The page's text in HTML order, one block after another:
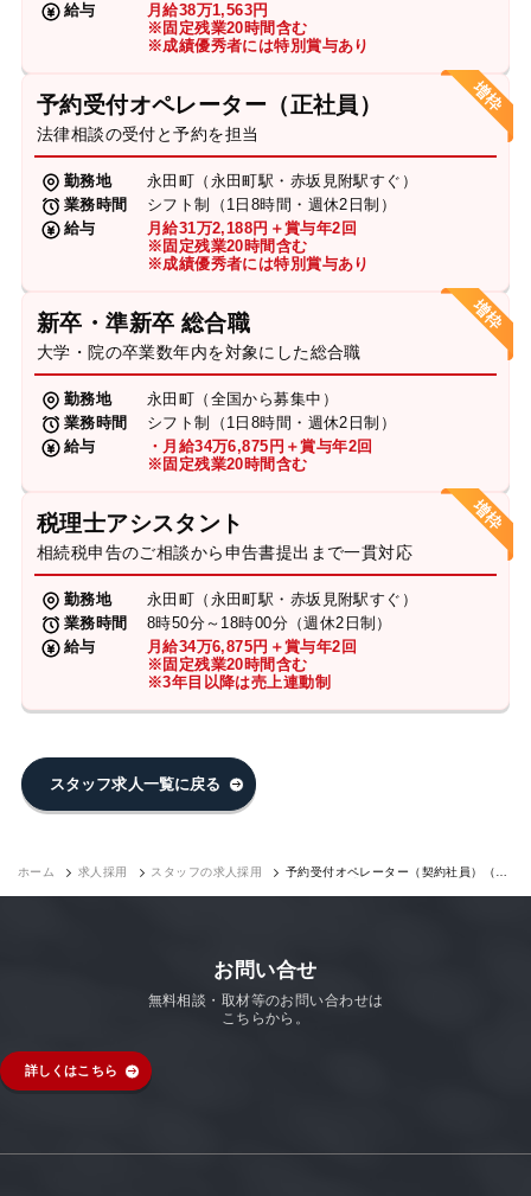
給与
月給38万1,563円
※固定残業20時間含む
※成績優秀者には特別賞与あり
予約受付オペレーター（正社員）
法律相談の受付と予約を担当
勤務地
永田町（永田町駅・赤坂見附駅すぐ）
業務時間
シフト制（1日8時間・週休2日制）
給与
月給31万2,188円＋賞与年2回
※固定残業20時間含む
※成績優秀者には特別賞与あり
新卒・準新卒 総合職
大学・院の卒業数年内を対象にした総合職
勤務地
永田町（全国から募集中）
業務時間
シフト制（1日8時間・週休2日制）
給与
・月給34万6,875円＋賞与年2回
※固定残業20時間含む
税理士アシスタント
相続税申告のご相談から申告書提出まで一貫対応
勤務地
永田町（永田町駅・赤坂見附駅すぐ）
業務時間
8時50分～18時00分（週休2日制）
給与
月給34万6,875円＋賞与年2回
※固定残業20時間含む
※3年目以降は売上連動制
スタッフ求人一覧に戻る
ホーム 求人採用 スタッフの求人採用
予約受付オペレーター（契約社員）（永
お問い合せ
無料相談・取材等のお問い合わせは
こちらから。
詳しくはこちら